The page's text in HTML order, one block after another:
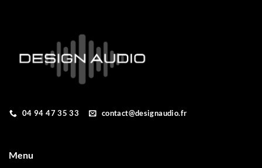
04 94 47 35 33 contact@designaudio.fr
Menu